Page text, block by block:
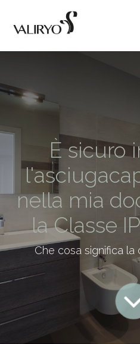
È sicuro
nella mia
la Classe
Che cosa significa la